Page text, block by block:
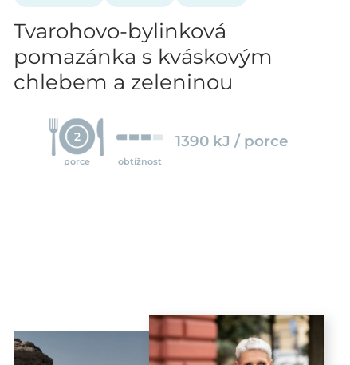
Tvarohovo-bylinková
pomazánka s kváskovým
chlebem a zeleninou
2
porce obtížnost
1390 kJ / porce